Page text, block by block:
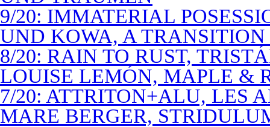
9/20: IMMATERIAL
UND KOWA, A
8/20: RAIN TO RUST,
LOUISE LEMÓN, MAPLE &
7/20: ATTRITON+ALU, LES
MARE BERGER,